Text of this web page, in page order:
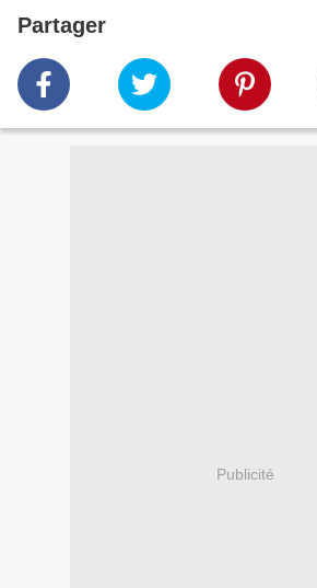
Partager
Publicité